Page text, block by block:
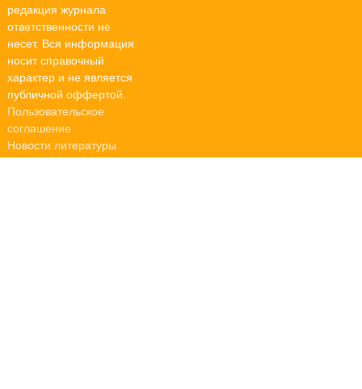
редакция журнала
ответственности не
несет. Вся информация
носит справочный
характер и не является
публичной оффертой.
Пользовательское
соглашение
Новости литературы